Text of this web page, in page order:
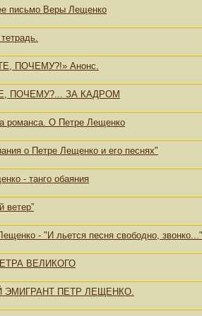
письмо Веры Лещенко
ПОЧЕМУ?!» Анонс.
ПОЧЕМУ?... ЗА КАДРОМ
романса. О Петре Лещенко
о Петре Лещенко и его песнях"
- танго обаяния
ветер”
- "И льется песня свободно, звонко..."
ВЕЛИКОГО
ЭМИГРАНТ ПЕТР ЛЕЩЕНКО.